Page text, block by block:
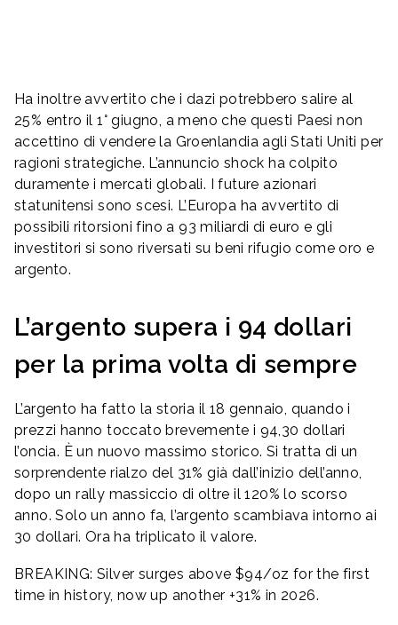
Ha inoltre avvertito che i dazi potrebbero salire al
25% entro il 1° giugno, a meno che questi Paesi non
accettino di vendere la Groenlandia agli Stati Uniti per
ragioni strategiche. L’annuncio shock ha colpito
duramente i mercati globali. I future azionari
statunitensi sono scesi. L’Europa ha avvertito di
possibili ritorsioni fino a 93 miliardi di euro e gli
investitori si sono riversati su beni rifugio come oro e
argento.
L’argento supera i 94 dollari
per la prima volta di sempre
L’argento ha fatto la storia il 18 gennaio, quando i
prezzi hanno toccato brevemente i 94,30 dollari
l’oncia. È un nuovo massimo storico. Si tratta di un
sorprendente rialzo del 31% già dall’inizio dell’anno,
dopo un rally massiccio di oltre il 120% lo scorso
anno. Solo un anno fa, l’argento scambiava intorno ai
30 dollari. Ora ha triplicato il valore.
BREAKING: Silver surges above $94/oz for the first
time in history, now up another +31% in 2026.